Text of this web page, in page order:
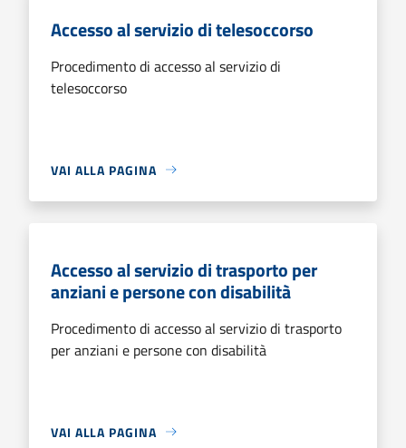
Accesso al servizio di telesoccorso
Procedimento di accesso al servizio di
telesoccorso
VAI ALLA PAGINA
Accesso al servizio di trasporto per
anziani e persone con disabilità
Procedimento di accesso al servizio di trasporto
per anziani e persone con disabilità
VAI ALLA PAGINA